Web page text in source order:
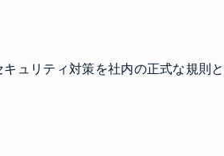
ュリティ対策を社内の正式な規則